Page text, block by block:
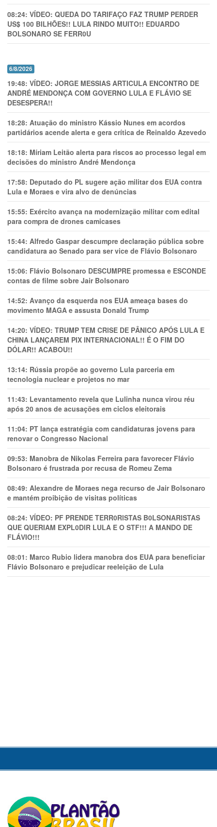
08:24: VÍDEO: QUEDA DO TARIFAÇO FAZ TRUMP PERDER
US$ 100 BILHÕES!! LULA RINDO MUITO!! EDUARDO
BOLSONARO SE FERR0U
6/8/2026
19:48: VÍDEO: JORGE MESSIAS ARTICULA ENCONTRO DE
ANDRÉ MENDONÇA COM GOVERNO LULA E FLÁVIO SE
DESESPERA!!
18:28: Atuação do ministro Kássio Nunes em acordos
partidários acende alerta e gera crítica de Reinaldo Azevedo
18:18: Míriam Leitão alerta para riscos ao processo legal em
decisões do ministro André Mendonça
17:58: Deputado do PL sugere ação militar dos EUA contra
Lula e Moraes e vira alvo de denúncias
15:55: Exército avança na modernização militar com edital
para compra de drones camicases
15:44: Alfredo Gaspar descumpre declaração pública sobre
candidatura ao Senado para ser vice de Flávio Bolsonaro
15:06: Flávio Bolsonaro DESCUMPRE promessa e ESCONDE
contas de filme sobre Jair Bolsonaro
14:52: Avanço da esquerda nos EUA ameaça bases do
movimento MAGA e assusta Donald Trump
14:20: VÍDEO: TRUMP TEM CRlSE DE PÂNlCO APÓS LULA E
CHINA LANÇAREM PIX INTERNACIONAL!! É O FIM DO
DÓLAR!! ACABOU!!
13:14: Rússia propõe ao governo Lula parceria em
tecnologia nuclear e projetos no mar
11:43: Levantamento revela que Lulinha nunca virou réu
após 20 anos de acusações em ciclos eleitorais
11:04: PT lança estratégia com candidaturas jovens para
renovar o Congresso Nacional
09:53: Manobra de Nikolas Ferreira para favorecer Flávio
Bolsonaro é frustrada por recusa de Romeu Zema
08:49: Alexandre de Moraes nega recurso de Jair Bolsonaro
e mantém proibição de visitas políticas
08:24: VÍDEO: PF PRENDE TERR0RlSTAS B0LSONARlSTAS
QUE QUERIAM EXPL0DlR LULA E O STF!!! A MANDO DE
FLÁVIO!!!
08:01: Marco Rubio lidera manobra dos EUA para beneficiar
Flávio Bolsonaro e prejudicar reeleição de Lula